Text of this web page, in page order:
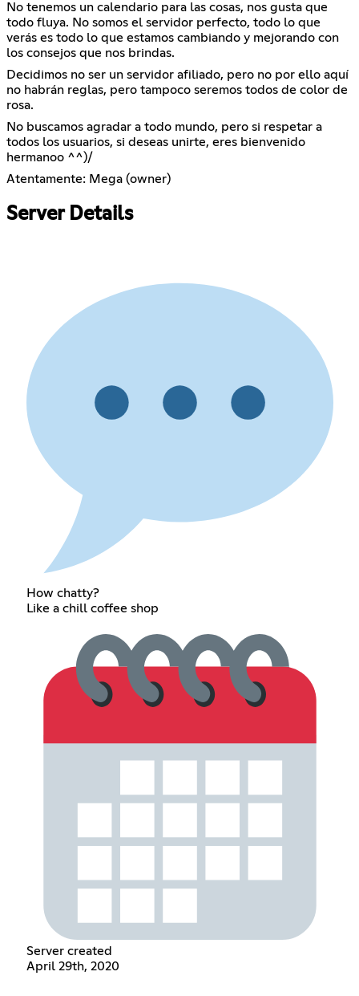
No tenemos un calendario para las cosas, nos gusta que
todo fluya. No somos el servidor perfecto, todo lo que
verás es todo lo que estamos cambiando y mejorando con
los consejos que nos brindas.
Decidimos no ser un servidor afiliado, pero no por ello aquí
no habrán reglas, pero tampoco seremos todos de color de
rosa.
No buscamos agradar a todo mundo, pero si respetar a
todos los usuarios, si deseas unirte, eres bienvenido
hermanoo ^^)/
Atentamente: Mega (owner)
Server Details
How chatty?
Like a chill coffee shop
Server created
April 29th, 2020